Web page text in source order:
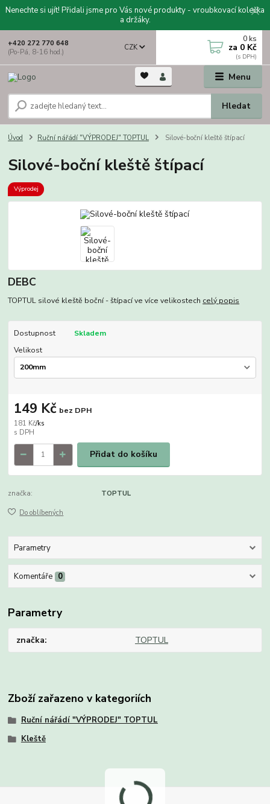
Nenechte si ujít! Přidali jsme pro Vás nové produkty - vroubkovací kolečka
a držáky.
Menu
CZK
Hledat
+420 272 770 648
(Po-Pá, 8-16 hod.)
0 ks
za 0 Kč
Úvod Ruční nářádí "VÝPRODEJ" TOPTUL Silové-boční kleště štípací
Silové-boční kleště štípací
Výprodej
DEBC
TOPTUL silové kleště boční - štípací ve více velikostech celý popis
Dostupnost
Skladem
Velikost
181 Kč/ks
149 Kč bez DPH
Přidat do košíku
značka: TOPTUL
Do oblíbených
Parametry
Komentáře 0
Parametry
značka TOPTUL
Zboží zařazeno v kategoriích
Ruční nářádí "VÝPRODEJ" TOPTUL
Kleště